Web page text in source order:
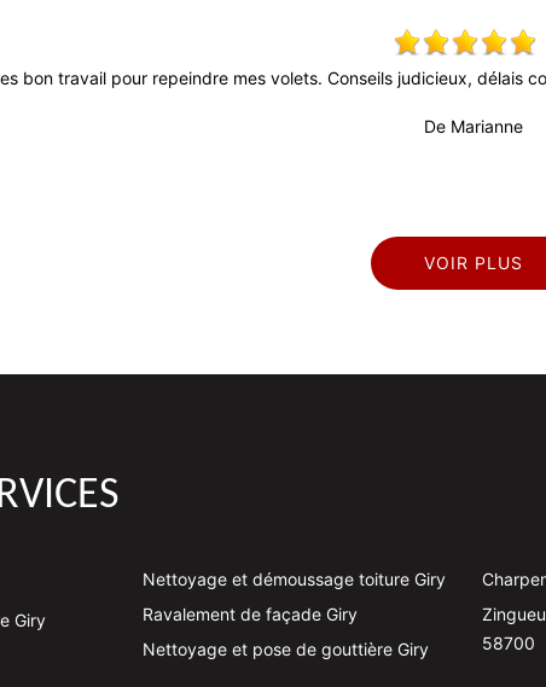
bon travail pour repeindre mes volets. Conseils judicieux, délais
De Marianne
VOIR PLUS
Giry
Nettoyage et démoussage toiture Giry
Ravalement de façade Giry
Nettoyage et pose de gouttière Giry
58700